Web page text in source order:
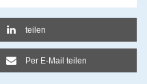
teilen
Per E-Mail teilen